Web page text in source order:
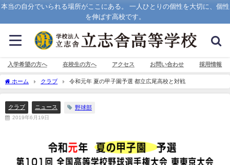
本当の自分でいられる場所がここにある。 一人ひとりの個性を大切に、個性
を伸ばす高校です。
入学希望の方へ 在校生の方へ アクセス お問い合わせ 採用情報
ホーム クラブ 令和元年 夏の甲子園予選 都立広尾高校と対戦
クラブ ニュース 野球部
2019年6月19日